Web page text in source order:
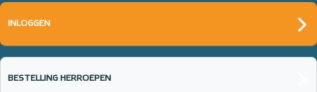
INLOGGEN
BESTELLING HERROEPEN